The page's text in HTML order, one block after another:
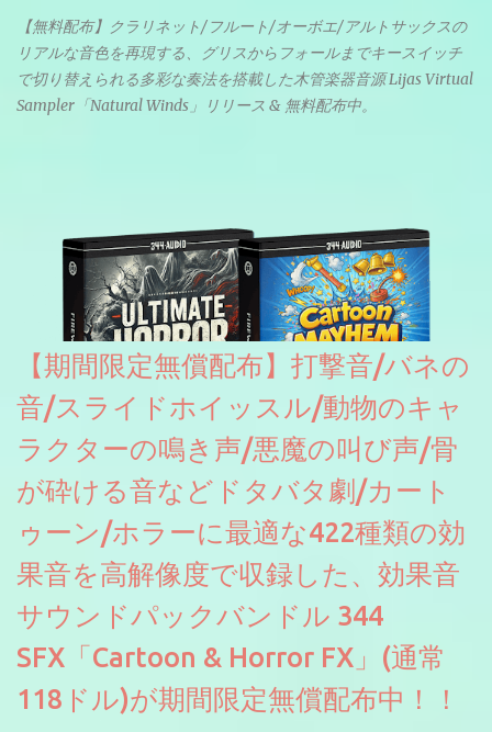
【無料配布】クラリネット/フルート/オーボエ/アルトサックスの
リアルな音色を再現する、グリスからフォールまでキースイッチ
で切り替えられる多彩な奏法を搭載した木管楽器音源 Lijas Virtual
Sampler「Natural Winds」リリース & 無料配布中。
【期間限定無償配布】打撃音/バネの
音/スライドホイッスル/動物のキャ
ラクターの鳴き声/悪魔の叫び声/骨
が砕ける音などドタバタ劇/カート
ゥーン/ホラーに最適な422種類の効
果音を高解像度で収録した、効果音
サウンドパックバンドル 344
SFX「Cartoon & Horror FX」(通常
118ドル)が期間限定無償配布中！！